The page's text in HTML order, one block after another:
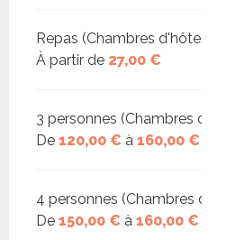
Repas (Chambres d'hôtes)
À partir de 27,00 €
3 personnes (Chambres d'hôtes)
De 120,00 € à 160,00 €
4 personnes (Chambres d'hôtes)
De 150,00 € à 160,00 €